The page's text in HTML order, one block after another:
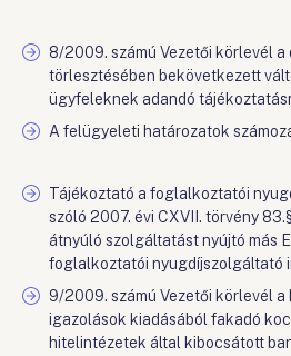
8/2009. számú Vezetői körlevél
törlesztésében bekövetkezett
ügyfeleknek adandó
A felügyeleti határozatok
Tájékoztató a foglalkoztatói
szóló 2007. évi CXVII. törvény
átnyúló szolgáltatást nyújtó más
foglalkoztatói nyugdíjszolgáltató
9/2009. számú Vezetői körlevél a
igazolások kiadásából fakadó
hitelintézetek által kibocsátott